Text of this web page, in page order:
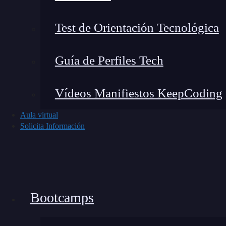
Test de Orientación Tecnológica
Guía de Perfiles Tech
Vídeos Manifiestos KeepCoding
Aula virtual
Solicita Información
Bootcamps
empresa de servicios. Antes, el modelo
Luego implementé function calling: definí
estados de pedidos.
🔴 ¿Quieres formarte